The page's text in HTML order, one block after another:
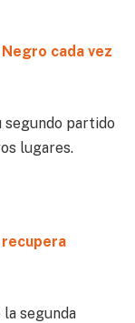
cada vez
segundo partido
lugares.
recupera
segunda